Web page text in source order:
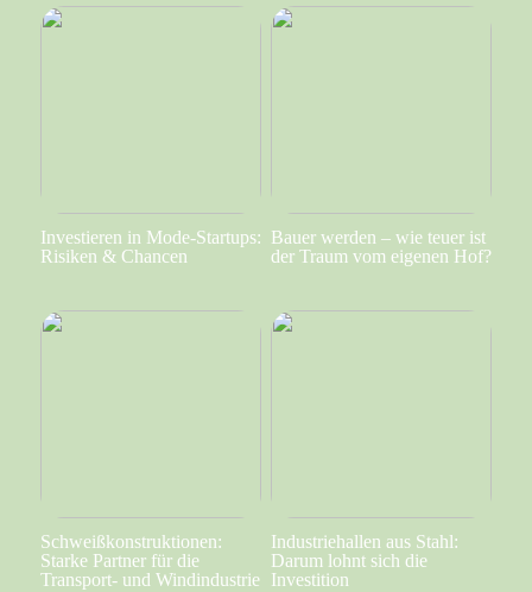
Investieren in Mode-Startups:
Risiken & Chancen
Bauer werden – wie teuer ist
der Traum vom eigenen Hof?
Schweißkonstruktionen:
Starke Partner für die
Transport- und Windindustrie
Industriehallen aus Stahl:
Darum lohnt sich die
Investition